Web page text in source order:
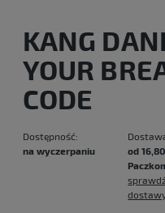
KANG
YOUR
CODE
Dostępność:
na wyczerpaniu
od
Cena nie zawiera